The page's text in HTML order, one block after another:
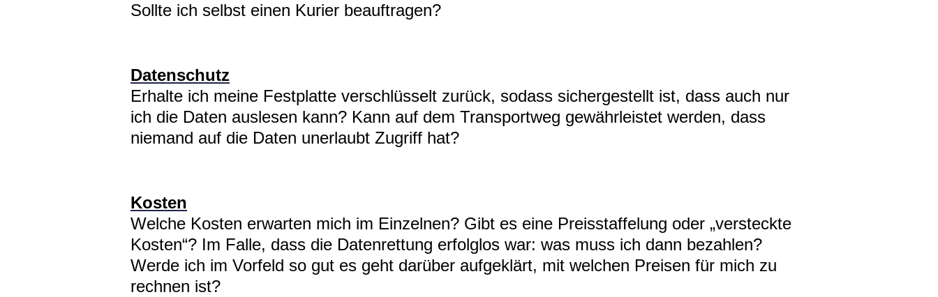
Sollte ich selbst einen Kurier beauftragen?
Datenschutz
Erhalte ich meine Festplatte verschlüsselt zurück, sodass sichergestellt ist, dass auch nur
ich die Daten auslesen kann? Kann auf dem Transportweg gewährleistet werden, dass
niemand auf die Daten unerlaubt Zugriff hat?
Kosten
Welche Kosten erwarten mich im Einzelnen? Gibt es eine Preisstaffelung oder „versteckte
Kosten“? Im Falle, dass die Datenrettung erfolglos war: was muss ich dann bezahlen?
Werde ich im Vorfeld so gut es geht darüber aufgeklärt, mit welchen Preisen für mich zu
rechnen ist?